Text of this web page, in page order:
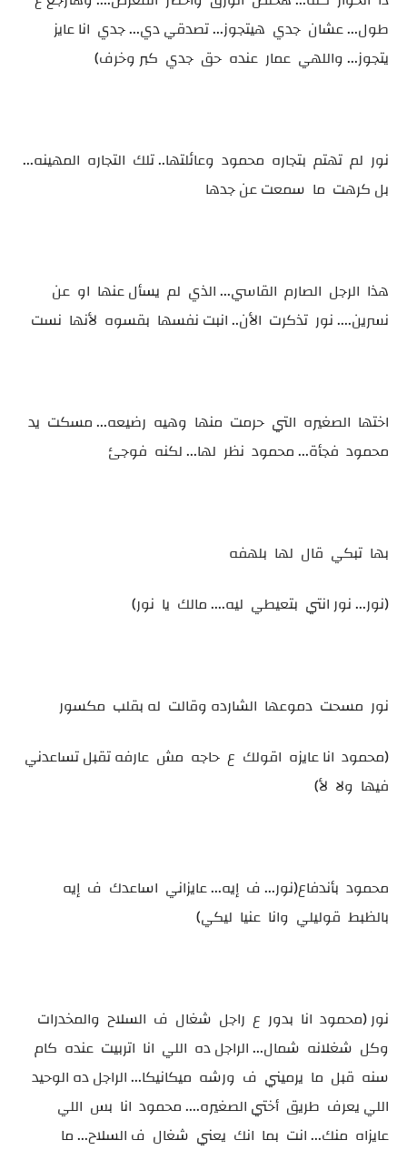
طول... عشان جدي هيتجوز... تصدقي دي... جدي انا عايز
يتجوز... واللهي عمار عنده حق جدي كبر وخرف)
نور لم تهتم بتجاره محمود وعائلتها.. تلك التجاره المهينه...
بل كرهت ما سمعت عن جدها
هذا الرجل الصارم القاسي... الذي لم يسأل عنها او عن
نسرين.... نور تذكرت الأن.. انبت نفسها بقسوه لأنها نست
اختها الصغيره التي حرمت منها وهيه رضيعه... مسكت يد
محمود فجأة... محمود نظر لها... لكنه فوجئ
بها تبكي قال لها بلهفه
(نور... نور انتي بتعيطي ليه.... مالك يا نور)
نور مسحت دموعها الشارده وقالت له بقلب مكسور
(محمود انا عايزه اقولك ع حاجه مش عارفه تقبل تساعدني
فيها ولا لأ)
محمود بأندفاع(نور... ف إيه... عايزاني اساعدك ف إيه
بالظبط قوليلي وانا عنيا ليكي)
نور (محمود انا بدور ع راجل شغال ف السلاح والمخدرات
وكل شغلانه شمال... الراجل ده اللي انا اتربيت عنده كام
سنه قبل ما يرميني ف ورشه ميكانيكا... الراجل ده الوحيد
اللي يعرف طريق أختي الصغيره.... محمود انا بس اللي
عايزاه منك... انت بما انك يعني شغال ف السلاح... ما